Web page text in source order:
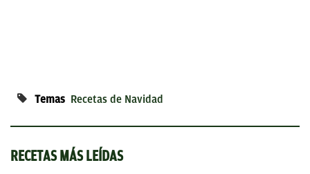
Temas Recetas de Navidad
RECETAS MÁS LEÍDAS